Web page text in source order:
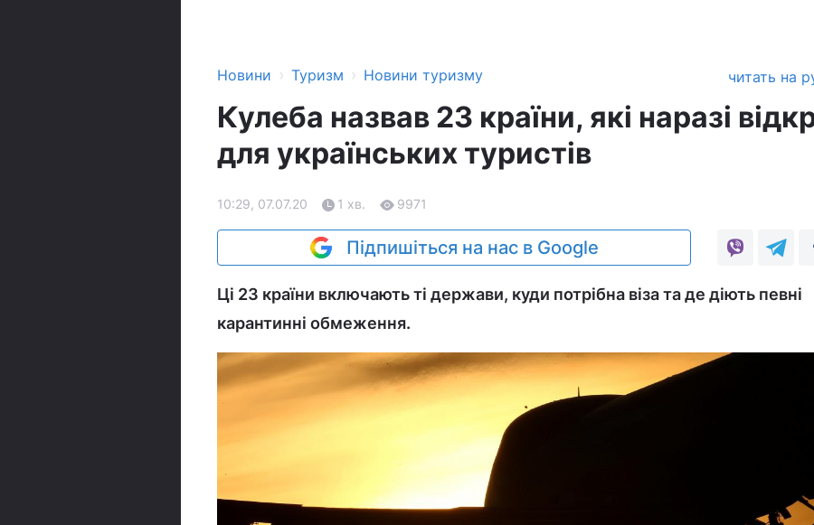
Новини › Туризм › Новини туризму читать на
Кулеба назвав 23 країни, які наразі
для українських туристів
10:29, 07.07.20 1 хв. 9971
Підпишіться на нас в Google
Ці 23 країни включають ті держави, куди потрібна віза та де діють певні
карантинні обмеження.